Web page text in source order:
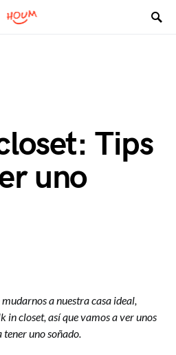
Tips
uno
a nuestra casa ideal,
in closet, así que vamos a ver unos
tener uno soñado.